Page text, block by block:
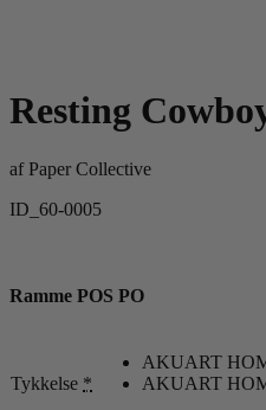
Resting
afPaper Collective
ID_60-0005
Ramme POS PO
Tykkelse *
AKUART
AKUART